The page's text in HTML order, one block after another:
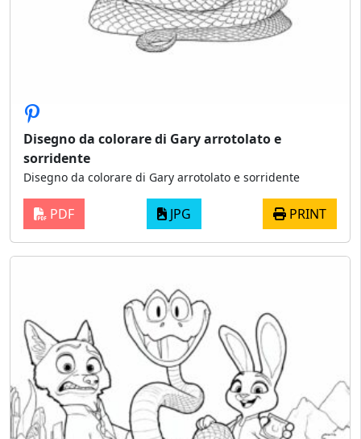
Disegno da colorare di Gary arrotolato e
sorridente
Disegno da colorare di Gary arrotolato e sorridente
PDF JPG PRINT